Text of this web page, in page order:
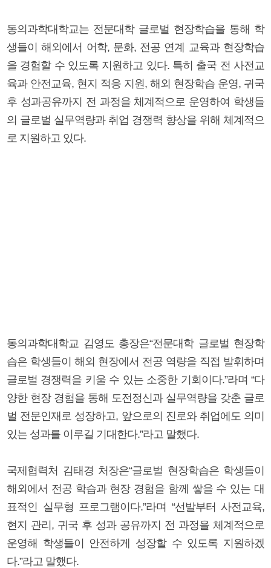
동의과학대학교는 전문대학 글로벌 현장학습을 통해 학
생들이 해외에서 어학, 문화, 전공 연계 교육과 현장학습
을 경험할 수 있도록 지원하고 있다. 특히 출국 전 사전교
육과 안전교육, 현지 적응 지원, 해외 현장학습 운영, 귀국
후 성과공유까지 전 과정을 체계적으로 운영하여 학생들
의 글로벌 실무역량과 취업 경쟁력 향상을 위해 체계적으
로 지원하고 있다.
동의과학대학교 김영도 총장은“전문대학 글로벌 현장학
습은 학생들이 해외 현장에서 전공 역량을 직접 발휘하며
글로벌 경쟁력을 키울 수 있는 소중한 기회이다.”라며 “다
양한 현장 경험을 통해 도전정신과 실무역량을 갖춘 글로
벌 전문인재로 성장하고, 앞으로의 진로와 취업에도 의미
있는 성과를 이루길 기대한다.”라고 말했다.
국제협력처 김태경 처장은“글로벌 현장학습은 학생들이
해외에서 전공 학습과 현장 경험을 함께 쌓을 수 있는 대
표적인 실무형 프로그램이다.”라며 “선발부터 사전교육,
현지 관리, 귀국 후 성과 공유까지 전 과정을 체계적으로
운영해 학생들이 안전하게 성장할 수 있도록 지원하겠
다.”라고 말했다.